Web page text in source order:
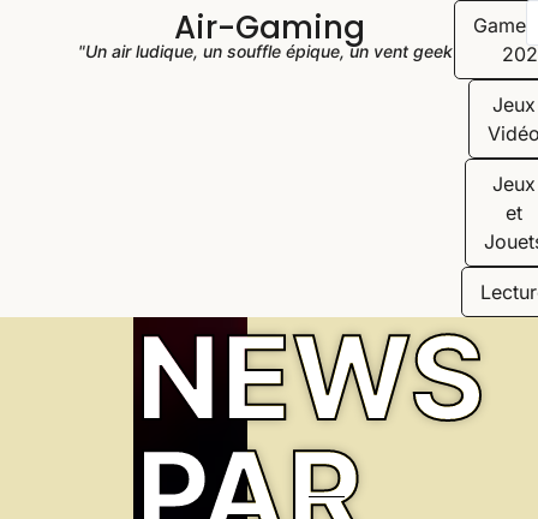
Air-Gaming
"Un air ludique, un souffle épique, un vent geek"
Jeux
Jeux
et
NEWS